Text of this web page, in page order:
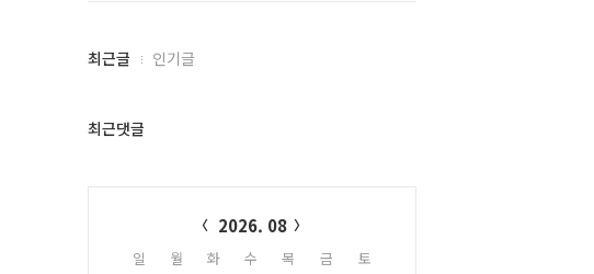
최
과
최근글 인기글
최근댓글
2026. 08
일 월 화 수 목 금
토